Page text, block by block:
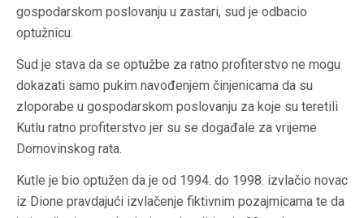
gospodarskom poslovanju u zastari, sud je odbacio
optužnicu.
Sud je stava da se optužbe za ratno profiterstvo ne mogu
dokazati samo pukim navođenjem činjenicama da su
zloporabe u gospodarskom poslovanju za koje su teretili
Kutlu ratno profiterstvo jer su se događale za vrijeme
Domovinskog rata.
Kutle je bio optužen da je od 1994. do 1998. izvlačio novac
iz Dione pravdajući izvlačenje fiktivnim pozajmicama te da